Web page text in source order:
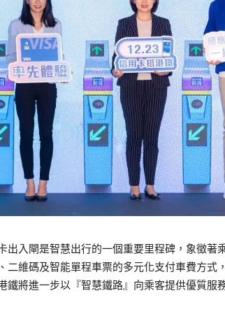
出入閘是智慧出行的一個重要里程碑，象徵著
二維碼及智能單程車票的多元化支付車費方式
鐵將進一步以『智慧鐵路』向乘客提供優質服